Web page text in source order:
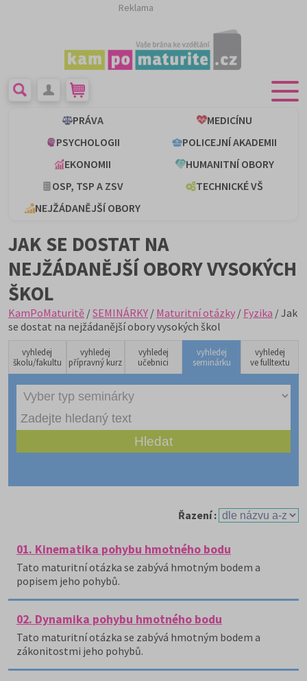
Reklama
PRÁVA
MEDICÍNU
PSYCHOLOGII
POLICEJNÍ AKADEMII
EKONOMII
HUMANITNÍ OBORY
OSP, TSP A ZSV
TECHNICKÉ VŠ
NEJŽÁDANĚJŠÍ OBORY
JAK SE DOSTAT NA
NEJŽÁDANĚJŠÍ OBORY VYSOKÝCH
ŠKOL
KamPoMaturitě /SEMINÁRKY / Maturitní otázky / Fyzika / Jak
se dostat na nejžádanější obory vysokých škol
vyhledej
školu/fakultu
vyhledej
přípravný kurz
vyhledej
učebnici
vyhledej
seminárku
vyhledej
ve fulltextu
Řazení :
01. Kinematika pohybu hmotného bodu
Tato maturitní otázka se zabývá hmotným bodem a
popisem jeho pohybů.
02. Dynamika pohybu hmotného bodu
Tato maturitní otázka se zabývá hmotným bodem a
zákonitostmi jeho pohybů.